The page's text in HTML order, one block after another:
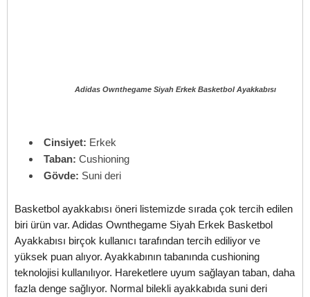
Adidas Ownthegame Siyah Erkek Basketbol Ayakkabısı
Cinsiyet: Erkek
Taban: Cushioning
Gövde: Suni deri
Basketbol ayakkabısı öneri listemizde sırada çok tercih edilen
biri ürün var. Adidas Ownthegame Siyah Erkek Basketbol
Ayakkabısı birçok kullanıcı tarafından tercih ediliyor ve
yüksek puan alıyor. Ayakkabının tabanında cushioning
teknolojisi kullanılıyor. Hareketlere uyum sağlayan taban, daha
fazla denge sağlıyor. Normal bilekli ayakkabıda suni deri